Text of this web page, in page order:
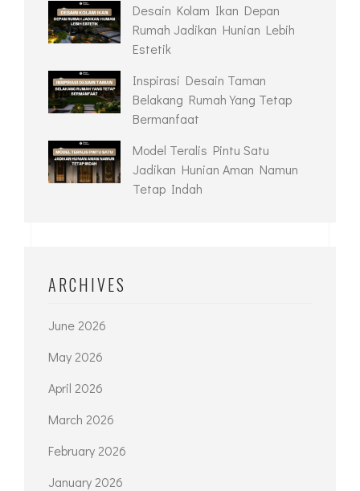
Desain Kolam Ikan Depan
Rumah Jadikan Hunian Lebih
Estetik
Inspirasi Desain Taman
Belakang Rumah Yang Tetap
Bermanfaat
Model Teralis Pintu Satu
Jadikan Hunian Aman Namun
Tetap Indah
ARCHIVES
June 2026
May 2026
April 2026
March 2026
February 2026
January 2026